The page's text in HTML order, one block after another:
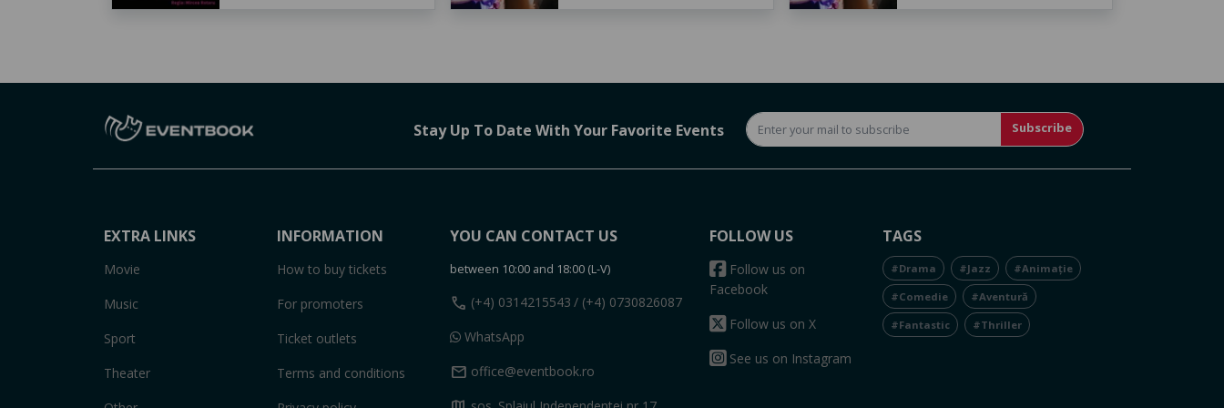
Stay Up To Date With Your Favorite Events Subscribe
EXTRA LINKS
Movie
Music
Sport
Theater
INFORMATION
How to buy tickets
For promoters
Ticket outlets
Terms and conditions
YOU CAN CONTACT US
between 10:00 and 18:00 (L-V)
call (+4) 0314215543 / (+4) 0730826087
WhatsApp
mail office@eventbook.ro
FOLLOW US
Follow us on
Facebook
Follow us on X
See us on Instagram
TAGS
#Drama #Jazz #Animație
#Comedie #Aventură
#Fantastic #Thriller